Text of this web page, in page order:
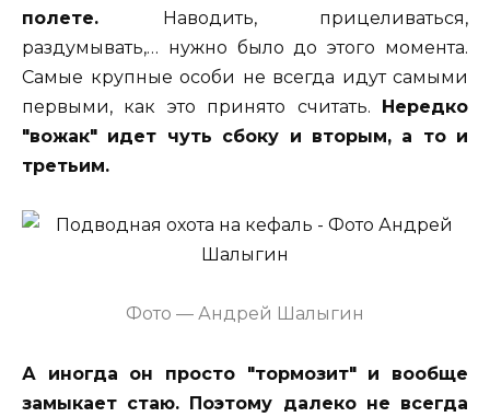
полете. Наводить, прицеливаться,
раздумывать,… нужно было до этого момента.
Самые крупные особи не всегда идут самыми
первыми, как это принято считать. Нередко
"вожак" идет чуть сбоку и вторым, а то и
третьим.
Фото — Андрей Шалыгин
А иногда он просто "тормозит" и вообще
замыкает стаю. Поэтому далеко не всегда